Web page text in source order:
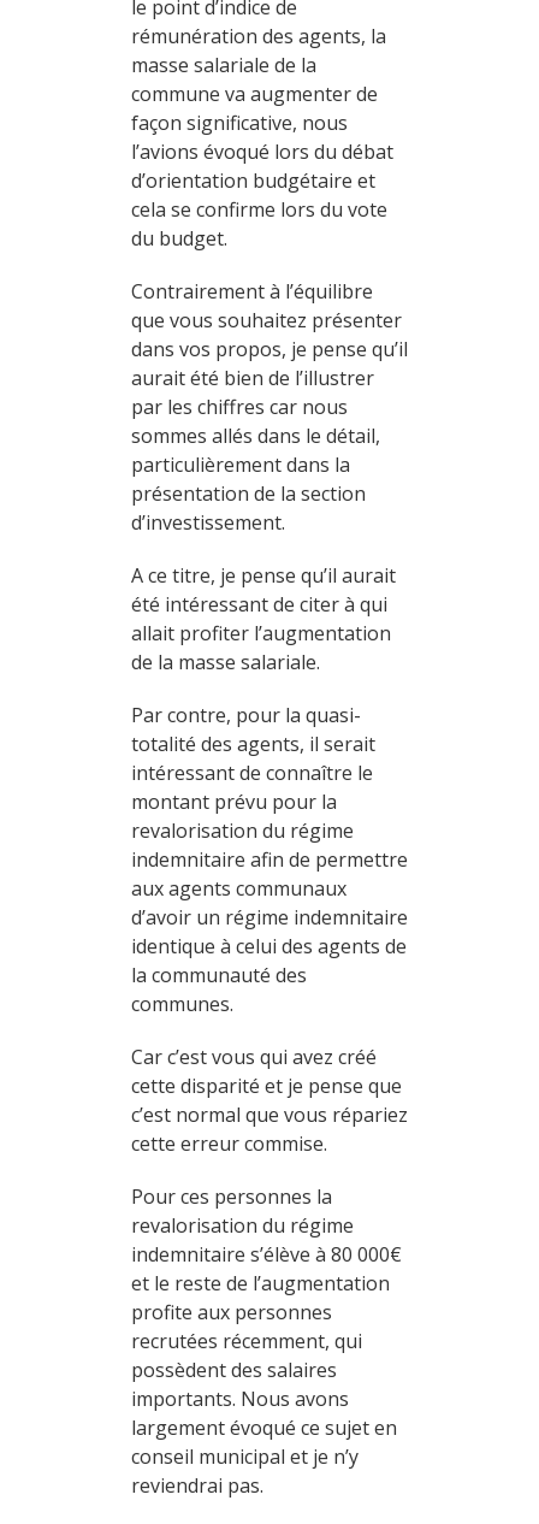
le point d’indice de
rémunération des agents, la
masse salariale de la
commune va augmenter de
façon significative, nous
l’avions évoqué lors du débat
d’orientation budgétaire et
cela se confirme lors du vote
du budget.
Contrairement à l’équilibre
que vous souhaitez présenter
dans vos propos, je pense qu’il
aurait été bien de l’illustrer
par les chiffres car nous
sommes allés dans le détail,
particulièrement dans la
présentation de la section
d’investissement.
A ce titre, je pense qu’il aurait
été intéressant de citer à qui
allait profiter l’augmentation
de la masse salariale.
Par contre, pour la quasi-
totalité des agents, il serait
intéressant de connaître le
montant prévu pour la
revalorisation du régime
indemnitaire afin de permettre
aux agents communaux
d’avoir un régime indemnitaire
identique à celui des agents de
la communauté des
communes.
Car c’est vous qui avez créé
cette disparité et je pense que
c’est normal que vous répariez
cette erreur commise.
Pour ces personnes la
revalorisation du régime
indemnitaire s’élève à 80 000€
et le reste de l’augmentation
profite aux personnes
recrutées récemment, qui
possèdent des salaires
importants. Nous avons
largement évoqué ce sujet en
conseil municipal et je n’y
reviendrai pas.